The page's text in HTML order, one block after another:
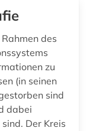
des
zu
(in seinen
sind
dabei
Der Kreis